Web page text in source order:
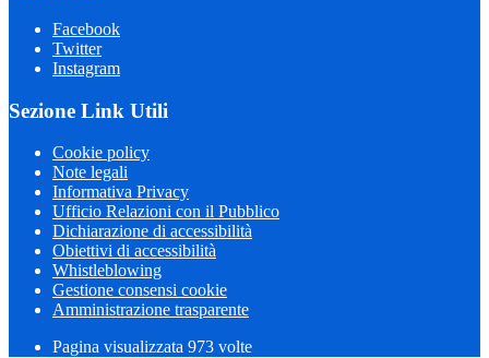
Facebook
Twitter
Instagram
Sezione Link Utili
Cookie policy
Note legali
Informativa Privacy
Ufficio Relazioni con il Pubblico
Dichiarazione di accessibilità
Obiettivi di accessibilità
Whistleblowing
Gestione consensi cookie
Amministrazione trasparente
Pagina visualizzata 973 volte